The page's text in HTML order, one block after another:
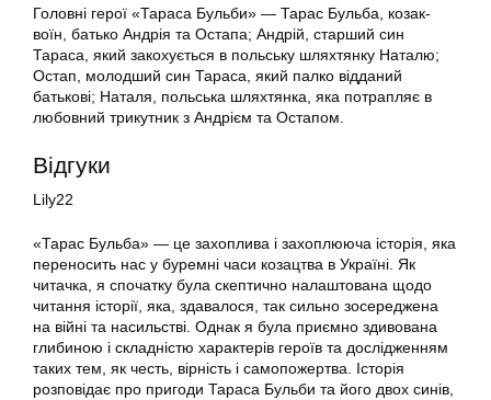
Головні герої «Тараса Бульби» — Тарас Бульба, козак-
воїн, батько Андрія та Остапа; Андрій, старший син
Тараса, який закохується в польську шляхтянку Наталю;
Остап, молодший син Тараса, який палко відданий
батькові; Наталя, польська шляхтянка, яка потрапляє в
любовний трикутник з Андрієм та Остапом.
Відгуки
Lily22
«Тарас Бульба» — це захоплива і захоплююча історія, яка
переносить нас у буремні часи козацтва в Україні. Як
читачка, я спочатку була скептично налаштована щодо
читання історії, яка, здавалося, так сильно зосереджена
на війні та насильстві. Однак я була приємно здивована
глибиною і складністю характерів героїв та дослідженням
таких тем, як честь, вірність і самопожертва. Історія
розповідає про пригоди Тараса Бульби та його двох синів,